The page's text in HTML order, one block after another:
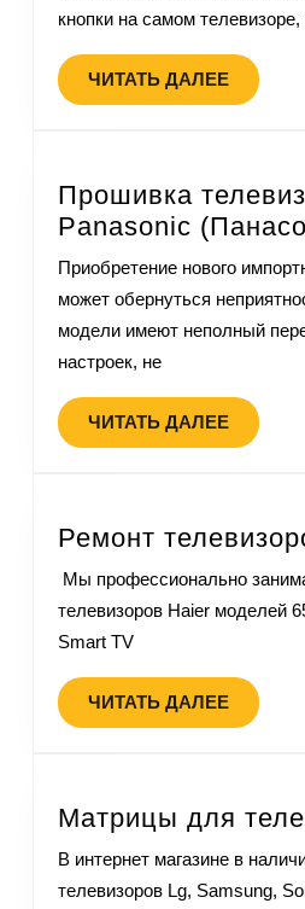
кнопки на самом
ЧИТАТЬ ДАЛЕЕ
Прошивка
Panasonic
Приобретение нового импортного телевизора
может обернуться
модели имеют неполный
настроек, не
ЧИТАТЬ ДАЛЕЕ
Ремонт
Мы профессионально занимаемся ремонтом
телевизоров Haier моделей
Smart TV
ЧИТАТЬ ДАЛЕЕ
Матрицы для
В интернет магазине в наличии матрицы для
телевизоров Lg, Samsung,